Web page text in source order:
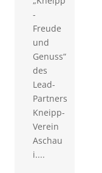
-
Freude
und
Genuss“
des
Lead-
Partners
Kneipp-
Verein
Aschau
i....